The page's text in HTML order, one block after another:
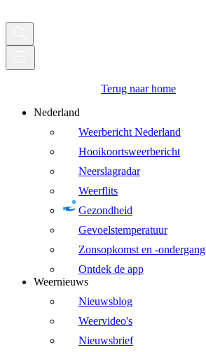
Terug naar home
Nederland
Weerbericht Nederland
Hooikoortsweerbericht
Neerslagradar
Weerflits
Gezondheid
Gevoelstemperatuur
Zonsopkomst en -ondergang
Ontdek de app
Weernieuws
Nieuwsblog
Weervideo's
Nieuwsbrief